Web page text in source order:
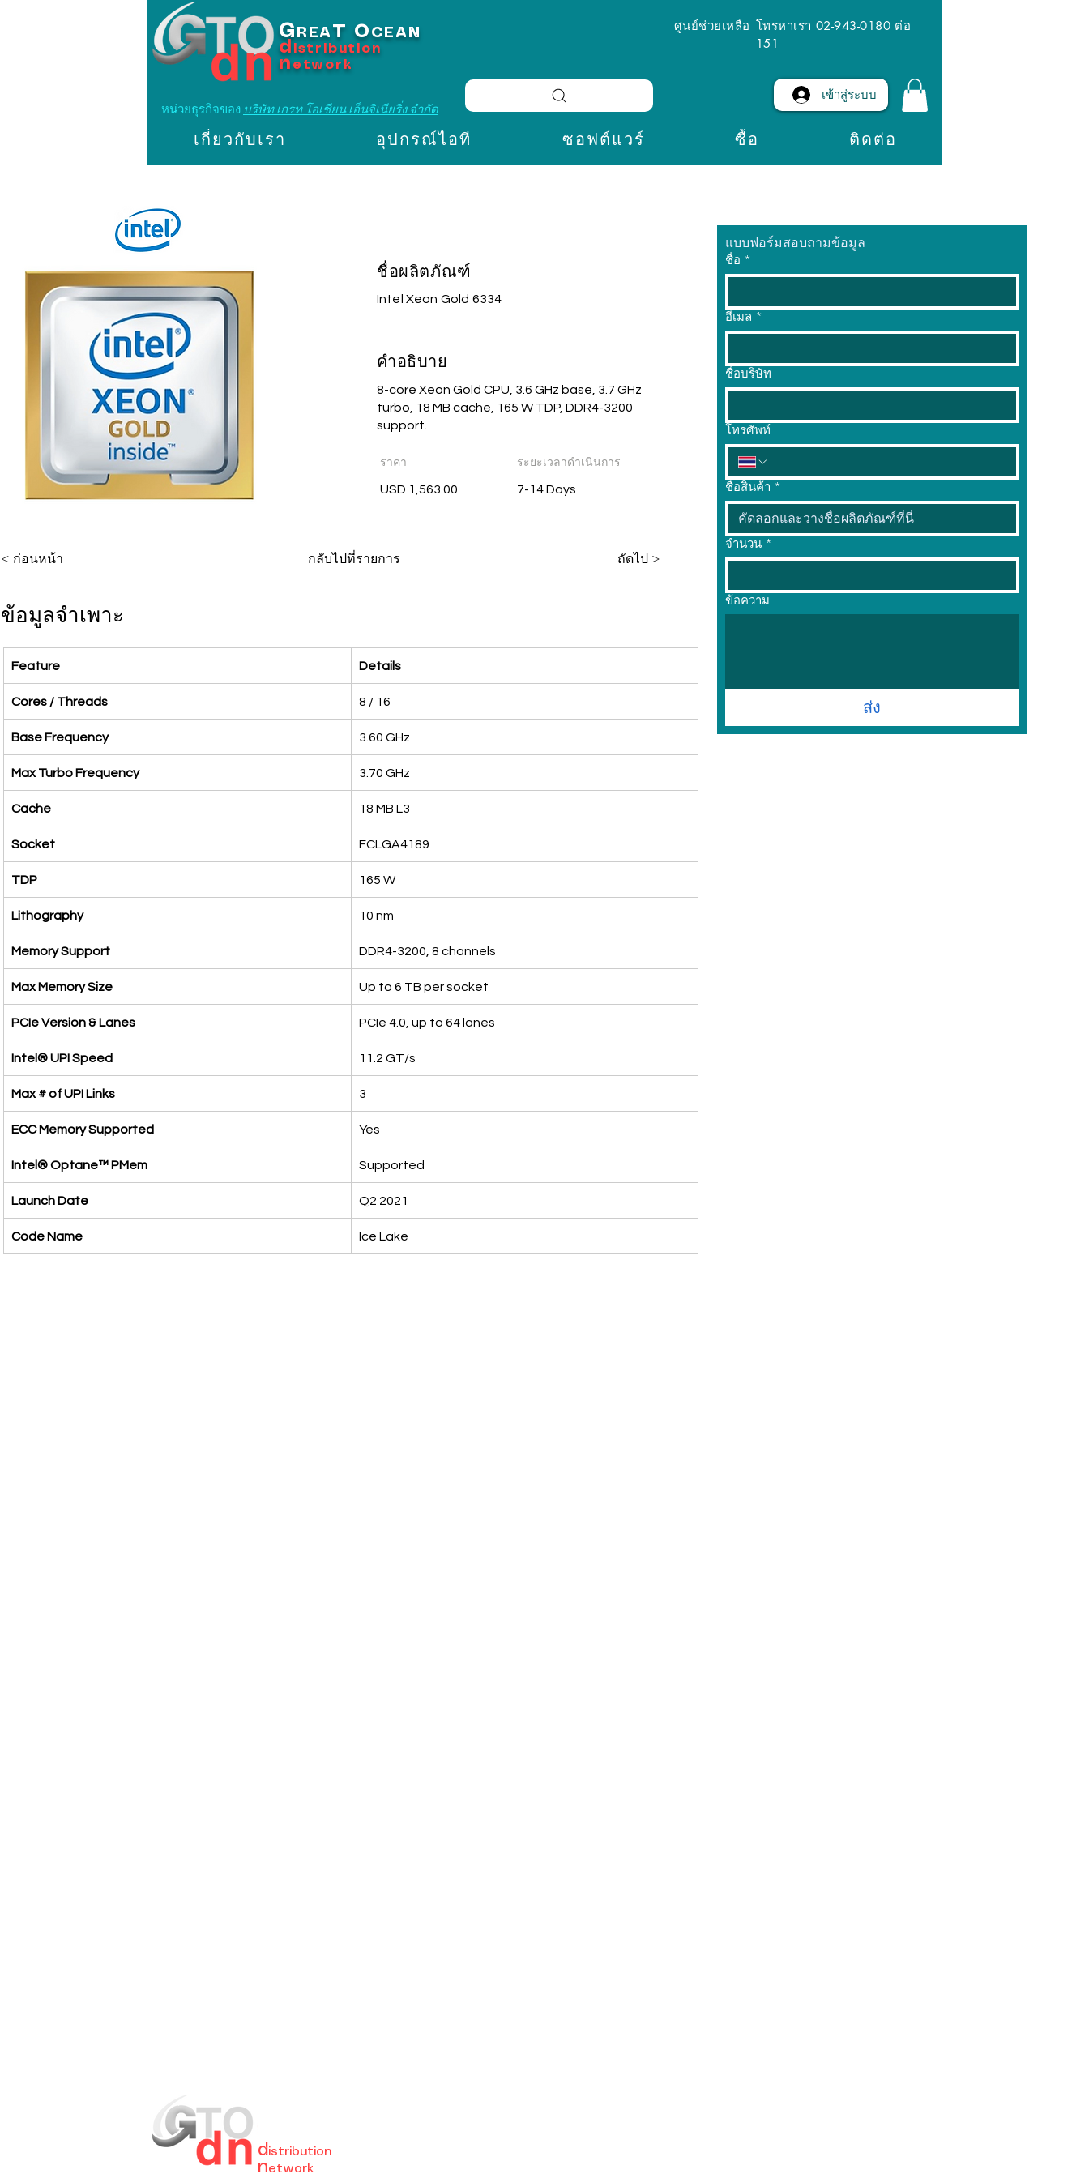
G REA T O CEAN
d istribution
n etwork
หน่วยธุรกิจของ บริษัท เกรท โอเชียน เอ็นจิเนียริ่ง จำกัด
ศูนย์ช่วยเหลือ โทรหาเรา 02-943-0180 ต่อ
151
เข้าสู่ระบบ
เกี่ยวกับเรา อุปกรณ์ไอที ซอฟต์แวร์ ซื้อ ติดต่อ
< ก่อนหน้า
ชื่อผลิตภัณฑ์
Intel Xeon Gold 6334
คำอธิบาย
8-core Xeon Gold CPU, 3.6 GHz base, 3.7 GHz
turbo, 18 MB cache, 165 W TDP, DDR4-3200
support.
ราคา
USD 1,563.00
ระยะเวลาดำเนินการ
7-14 Days
กลับไปที่รายการ ถัดไป >
ข้อมูลจำเพาะ
Feature Details
Cores / Threads 8 / 16
Base Frequency 3.60 GHz
Max Turbo Frequency 3.70 GHz
Cache 18 MB L3
Socket FCLGA4189
TDP 165 W
Lithography 10 nm
Memory Support DDR4-3200, 8 channels
Max Memory Size Up to 6 TB per socket
PCIe Version & Lanes PCIe 4.0, up to 64 lanes
Intel® UPI Speed 11.2 GT/s
Max # of UPI Links 3
ECC Memory Supported Yes
Intel® Optane™ PMem Supported
Launch Date Q2 2021
Code Name Ice Lake
แบบฟอร์มสอบถามข้อมูล
ชื่อ *
อีเมล *
ชื่อบริษัท
โทรศัพท์
ชื่อสินค้า *
จำนวน *
ข้อความ
ส่ง
d istribution
network